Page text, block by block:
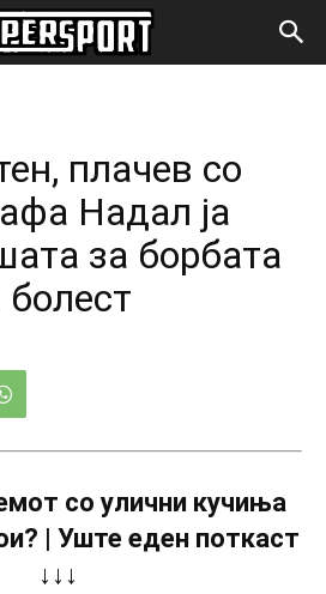
плачев со
Надал ја
за борбата
болест
со улични кучиња
| Уште еден поткаст
↓↓↓